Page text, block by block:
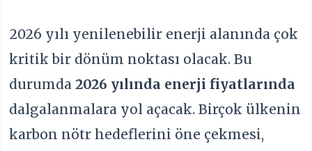
2026 yılı yenilenebilir enerji alanında çok
kritik bir dönüm noktası olacak. Bu
durumda2026 yılında enerji fiyatlarında
dalgalanmalara yol açacak. Birçok ülkenin
karbon nötr hedeflerini öne çekmesi,